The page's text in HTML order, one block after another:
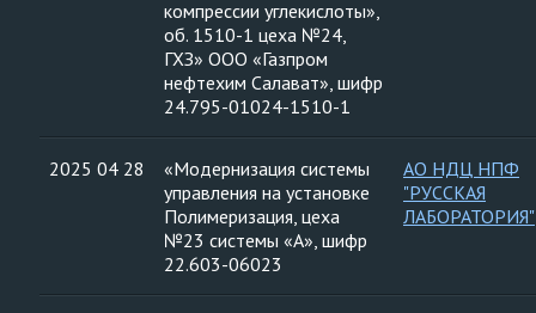
компрессии углекислоты»,
об. 1510-1 цеха №24,
ГХЗ» ООО «Газпром
нефтехим Салават», шифр
24.795-01024-1510-1
2025 04 28
«Модернизация системы
управления на установке
Полимеризация, цеха
№23 системы «А», шифр
22.603-06023
АО НДЦ НПФ
"РУССКАЯ
ЛАБОРАТОРИЯ"